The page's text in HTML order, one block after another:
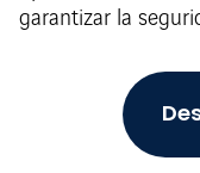
garantizar la